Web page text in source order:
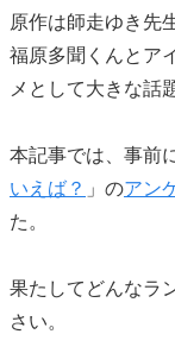
原作は師走ゆき先
福原多聞くんとア
メとして大きな話
本記事では、事前
いえば？ 」のアン
た。
果たしてどんなラ
さい。